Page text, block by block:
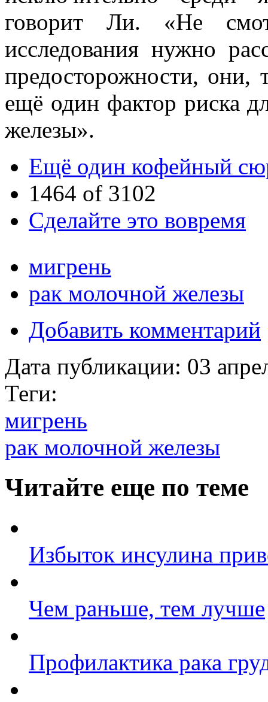
говорит Ли. «Не
исследования нужно
предосторожности, они,
ещё один фактор риска
железы».
Ещё один кофейный
1464 of 3102
Сделайте это вовремя
мигрень
рак молочной железы
Добавить комментарий
Дата публикации: 03
Теги:
мигрень
рак молочной железы
Читайте еще по теме
Избыток инсулина
Чем раньше, тем лучше
Профилактика рака